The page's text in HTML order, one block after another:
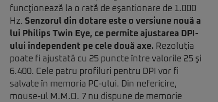
funcţionează la o rată de eşantionare de 1.000
Hz. Senzorul din dotare este o versiune nouă a
lui Philips Twin Eye, ce permite ajustarea DPI-
ului independent pe cele două axe. Rezoluţia
poate fi ajustată cu 25 puncte între valorile 25 şi
6.400. Cele patru profiluri pentru DPI vor fi
salvate în memoria PC-ului. Din nefericire,
mouse-ul M.M.O. 7 nu dispune de memorie